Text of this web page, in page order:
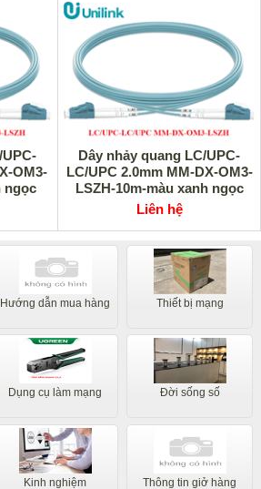
OM3-
ngọc
cấp
Dây nhảy quang LC/UPC-
LC/UPC 2.0mm MM-DX-OM3-
LSZH-10m-màu xanh ngọc
Unilink UNI-10026 cao cấp
Liên hệ
Hướng dẫn mua hàng Thiết bị mạng
Dụng cụ làm mạng Đời sống số
Kinh nghiệm Thông tin giở hàng